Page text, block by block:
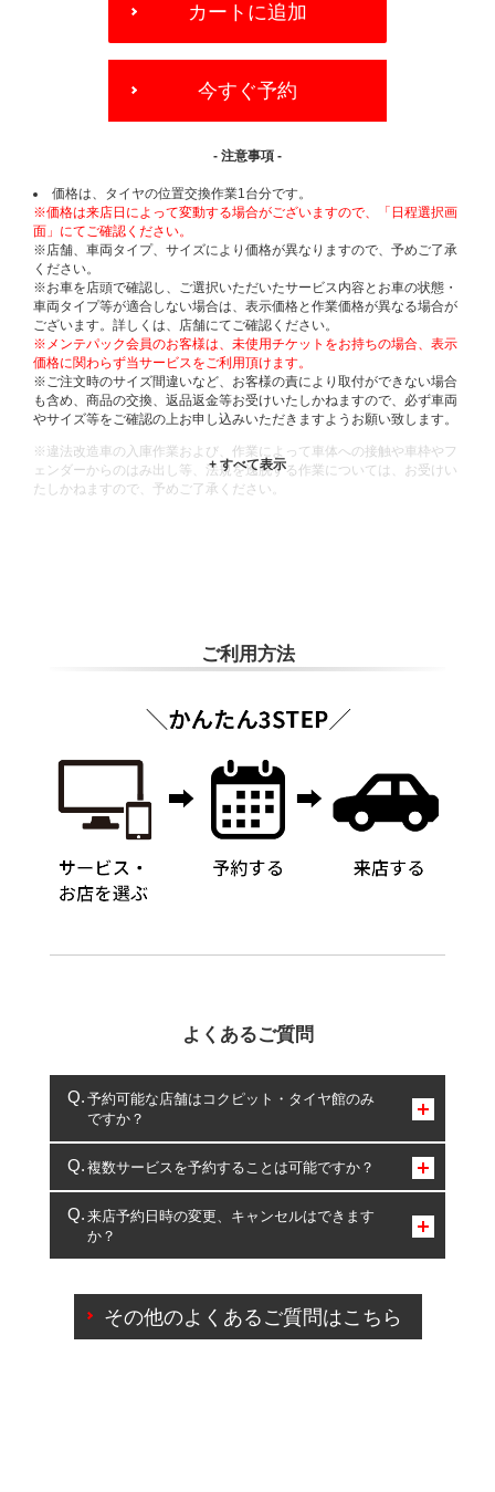
OPTIONS
カートに追加
今すぐ予約
- 注意事項 -
価格は、タイヤの位置交換作業1台分です。
※価格は来店日によって変動する場合がございますので、「日程選択画
面」にてご確認ください。
※店舗、車両タイプ、サイズにより価格が異なりますので、予めご了承
ください。
※お車を店頭で確認し、ご選択いただいたサービス内容とお車の状態・
車両タイプ等が適合しない場合は、表示価格と作業価格が異なる場合が
ございます。詳しくは、店舗にてご確認ください。
※メンテパック会員のお客様は、未使用チケットをお持ちの場合、表示
価格に関わらず当サービスをご利用頂けます。
※ご注文時のサイズ間違いなど、お客様の責により取付ができない場合
も含め、商品の交換、返品返金等お受けいたしかねますので、必ず車両
やサイズ等をご確認の上お申し込みいただきますようお願い致します。
※違法改造車の入庫作業および、作業によって車体への接触や車枠やフ
ェンダーからのはみ出し等、法規を逸脱する作業については、お受けい
たしかねますので、予めご了承ください。
ご利用方法
よくあるご質問
予約可能な店舗はコクピット・タイヤ館のみ
ですか？
コクピット・タイヤ館のみとなります。
複数サービスを予約することは可能ですか？
複数サービスのご予約は可能です。
一部の商品・サービスの組み合わせに限り、同時にご予約が
出来ないものもございます。
来店予約日時の変更、キャンセルはできます
か？
ご来店予約日の3営業日前を過ぎている場合のご予約
の日時変更につきましては、直接ご予約の店舗まで
その他のよくあるご質問はこちら